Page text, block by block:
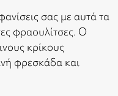
σας με αυτά τα
φραουλίτσες. Ο
κρίκους
φρεσκάδα και